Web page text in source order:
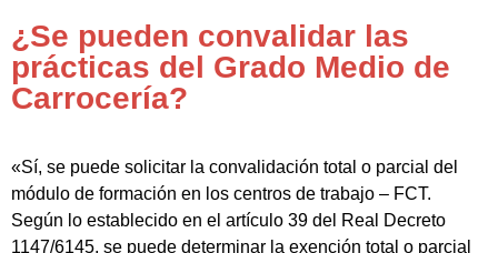
¿Se pueden convalidar las
prácticas del Grado Medio de
Carrocería?
«Sí, se puede solicitar la convalidación total o parcial del
módulo de formación en los centros de trabajo – FCT.
Según lo establecido en el artículo 39 del Real Decreto
1147/6145, se puede determinar la exención total o parcial